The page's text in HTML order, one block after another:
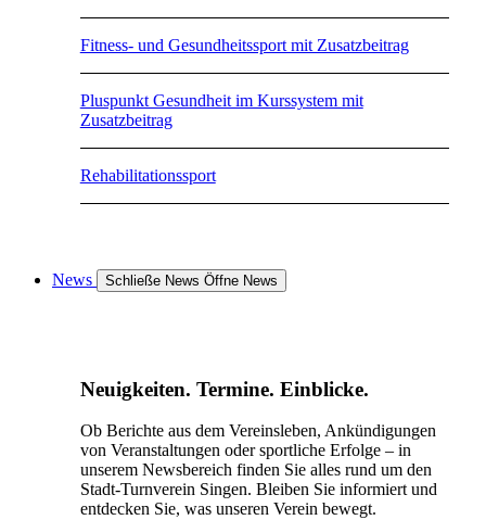
Fitness- und Gesundheitssport mit Zusatzbeitrag
Pluspunkt Gesundheit im Kurssystem mit
Zusatzbeitrag
Rehabilitationssport
News Schließe News Öffne News
Neuigkeiten. Termine. Einblicke.
Ob Berichte aus dem Vereinsleben, Ankündigungen
von Veranstaltungen oder sportliche Erfolge – in
unserem Newsbereich finden Sie alles rund um den
Stadt-Turnverein Singen. Bleiben Sie informiert und
entdecken Sie, was unseren Verein bewegt.